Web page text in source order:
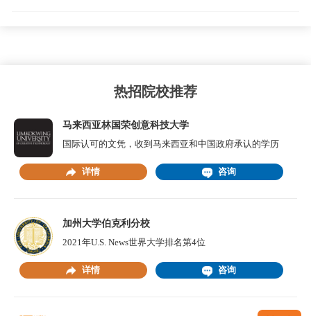
热招院校推荐
马来西亚林国荣创意科技大学
国际认可的文凭，收到马来西亚和中国政府承认的学历
详情 咨询
加州大学伯克利分校
2021年U.S. News世界大学排名第4位
详情 咨询